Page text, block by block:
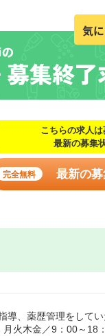
こちらの求人は
最新の募集
完全無料 最新の
導、薬歴管理をしてい
火木金／9：00～